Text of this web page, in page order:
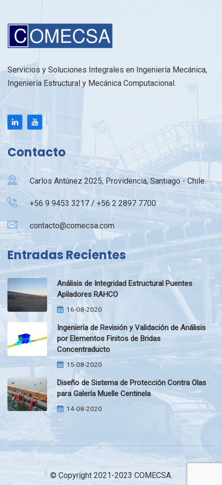
Servicios y Soluciones Integrales en Ingeniería Mecánica,
Ingeniería Estructural y Mecánica Computacional.
Contacto
Carlos Antúnez 2025, Providencia, Santiago - Chile.
+56 9 9453 3217 / +56 2 2897 7700
contacto@comecsa.com
Entradas Recientes
Análisis de Integridad Estructural Puentes
Apiladores RAHCO
16-08-2020
Ingeniería de Revisión y Validación de Análisis
por Elementos Finitos de Bridas
Concentraducto
15-08-2020
Diseño de Sistema de Protección Contra Olas
para Galería Muelle Centinela
14-08-2020
© Copyright 2021-2023 COMECSA.